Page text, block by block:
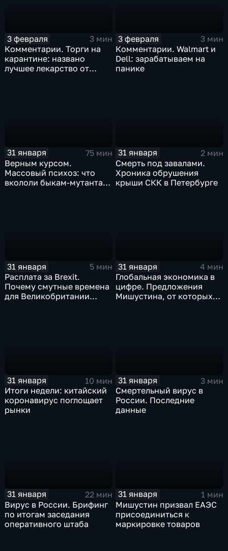
3 февраля
3 мин
Комментарии. Торги на
карантине: названо
лучшее лекарство от
3 февраля
3 мин
Комментарии. Walmart и
Dell: зарабатываем на
панике
31 января
75 мин
Верным курсом.
Массовый психоз: что
вкололи быкам-мутантам,
31 января
2 мин
Смерть под завалами.
Хроника обрушения
крыши СКК в Петербурге
31 января
5 мин
Расплата за Brexit.
Почему смутные времена
для Великобритании
31 января
4 мин
Глобальная экономика в
цифре. Предложения
Мишустина, от которых
31 января
10 мин
Итоги недели: китайский
коронавирус поглощает
рынки
31 января
3 мин
Смертельный вирус в
России. Последние
данные
31 января
22 мин
Вирус в России. Брифинг
по итогам заседания
оперативного штаба
31 января
1 мин
Мишустин призвал ЕАЭС
присоединиться к
маркировке товаров